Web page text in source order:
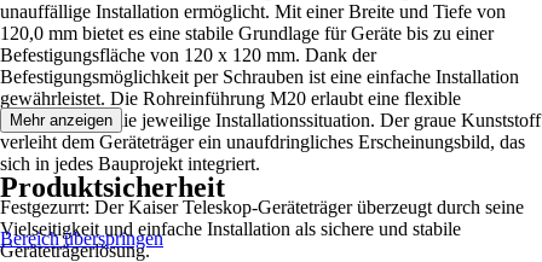
unauffällige Installation ermöglicht. Mit einer Breite und Tiefe von
120,0 mm bietet es eine stabile Grundlage für Geräte bis zu einer
Befestigungsfläche von 120 x 120 mm. Dank der
Befestigungsmöglichkeit per Schrauben ist eine einfache Installation
gewährleistet. Die Rohreinführung M20 erlaubt eine flexible
Anpassung an die jeweilige Installationssituation. Der graue Kunststoff
verleiht dem Geräteträger ein unaufdringliches Erscheinungsbild, das
sich in jedes Bauprojekt integriert.
Festgezurrt: Der Kaiser Teleskop-Geräteträger überzeugt durch seine
Vielseitigkeit und einfache Installation als sichere und stabile
Geräteträgerlösung.
Mehr anzeigen
Produktsicherheit
Bereich überspringen